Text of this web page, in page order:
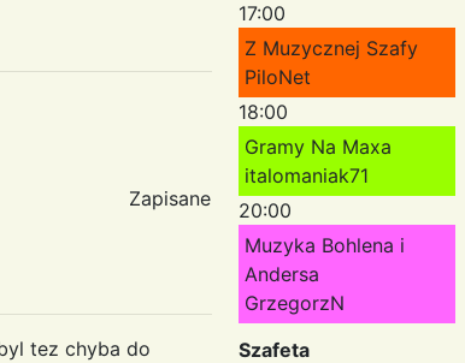
Zapisane
tez chyba do
17:00
Z Muzycznej Szafy
PiloNet
18:00
Gramy Na Maxa
italomaniak71
20:00
Muzyka Bohlena i
Andersa
GrzegorzN
Szafeta